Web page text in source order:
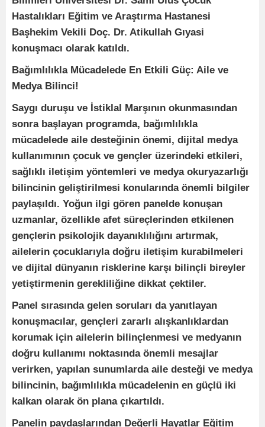
Hastalıkları Eğitim ve Araştırma Hastanesi
Başhekim Vekili Doç. Dr. Atikullah Gıyasi
konuşmacı olarak katıldı.
Bağımlılıkla Mücadelede En Etkili Güç: Aile ve
Medya Bilinci!
Saygı duruşu ve İstiklal Marşının okunmasından
sonra başlayan programda, bağımlılıkla
mücadelede aile desteğinin önemi, dijital medya
kullanımının çocuk ve gençler üzerindeki etkileri,
sağlıklı iletişim yöntemleri ve medya okuryazarlığı
bilincinin geliştirilmesi konularında önemli bilgiler
paylaşıldı. Yoğun ilgi gören panelde konuşan
uzmanlar, özellikle afet süreçlerinden etkilenen
gençlerin psikolojik dayanıklılığını artırmak,
ailelerin çocuklarıyla doğru iletişim kurabilmeleri
ve dijital dünyanın risklerine karşı bilinçli bireyler
yetiştirmenin gerekliliğine dikkat çektiler.
Panel sırasında gelen soruları da yanıtlayan
konuşmacılar, gençleri zararlı alışkanlıklardan
korumak için ailelerin bilinçlenmesi ve medyanın
doğru kullanımı noktasında önemli mesajlar
verirken, yapılan sunumlarda aile desteği ve medya
bilincinin, bağımlılıkla mücadelenin en güçlü iki
kalkan olarak ön plana çıkartıldı.
Panelin paydaşlarından Değerli Hayatlar Eğitim